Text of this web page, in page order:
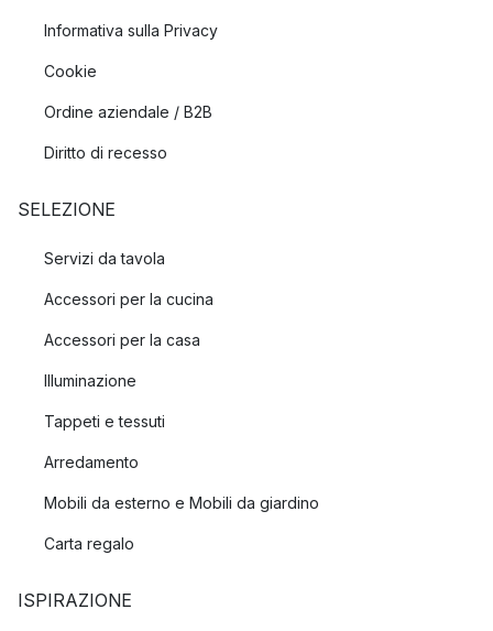
Informativa sulla Privacy
Cookie
Ordine aziendale / B2B
Diritto di recesso
SELEZIONE
Servizi da tavola
Accessori per la cucina
Accessori per la casa
Illuminazione
Tappeti e tessuti
Arredamento
Mobili da esterno e Mobili da giardino
Carta regalo
ISPIRAZIONE